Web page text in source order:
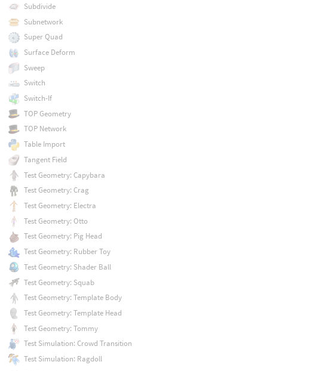
Subdivide
Subnetwork
Super Quad
Surface Deform
Sweep
Switch
Switch-If
TOP Geometry
TOP Network
Table Import
Tangent Field
Test Geometry: Capybara
Test Geometry: Crag
Test Geometry: Electra
Test Geometry: Otto
Test Geometry: Pig Head
Test Geometry: Rubber Toy
Test Geometry: Shader Ball
Test Geometry: Squab
Test Geometry: Template Body
Test Geometry: Template Head
Test Geometry: Tommy
Test Simulation: Crowd Transition
Test Simulation: Ragdoll